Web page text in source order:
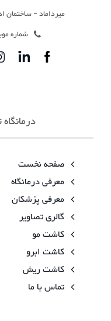
میرداماد - ساختمان اداری
شماره
صفحه نخست
معرفی درمانگاه
معرفی پزشکان
گالری تصاویر
کاشت مو
کاشت ابرو
کاشت ریش
تماس با ما